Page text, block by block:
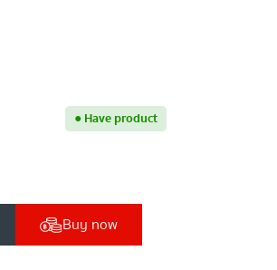
●Have product
Buy now